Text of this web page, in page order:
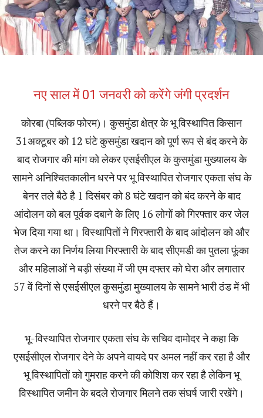
नए साल में 01 जनवरी को करेंगे जंगी प्रदर्शन
कोरबा (पब्लिक फोरम)। कुसमुंडा क्षेत्र के भू विस्थापित किसान
31अक्टूबर को 12 घंटे कुसमुंडा खदान को पूर्ण रूप से बंद करने के
बाद रोजगार की मांग को लेकर एसईसीएल के कुसमुंडा मुख्यालय के
सामने अनिश्चितकालीन धरने पर भू विस्थापित रोजगार एकता संघ के
बेनर तले बैठे है 1 दिसंबर को 8 घंटे खदान को बंद करने के बाद
आंदोलन को बल पूर्वक दबाने के लिए 16 लोगों को गिरफ्तार कर जेल
भेज दिया गया था। विस्थापितों ने गिरफ्तारी के बाद आंदोलन को और
तेज करने का निर्णय लिया गिरफ्तारी के बाद सीएमडी का पुतला फूंका
और महिलाओं ने बड़ी संख्या में जी एम दफ्तर को घेरा और लगातार
57 वें दिनों से एसईसीएल कुसमुंडा मुख्यालय के सामने भारी ठंड में भी
धरने पर बैठे हैं।
भू-विस्थापित रोजगार एकता संघ के सचिव दामोदर ने कहा कि
एसईसीएल रोजगार देने के अपने वायदे पर अमल नहीं कर रहा है और
भू विस्थापितों को गुमराह करने की कोशिश कर रहा है लेकिन भू
विस्थापित जमीन के बदले रोजगार मिलने तक संघर्ष जारी रखेंगे।